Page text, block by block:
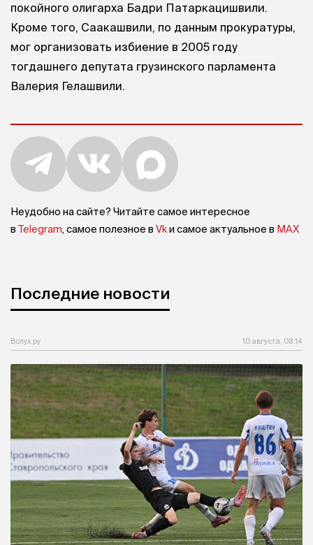
покойного олигарха Бадри Патаркацишвили.
Кроме того, Саакашвили, по данным прокуратуры,
мог организовать избиение в 2005 году
тогдашнего депутата грузинского парламента
Валерия Гелашвили.
Неудобно на сайте? Читайте самое интересное
в Telegram, самое полезное в Vkи самое актуальное в MAX
Последние новости
Вслух.ру 10 августа, 08:14